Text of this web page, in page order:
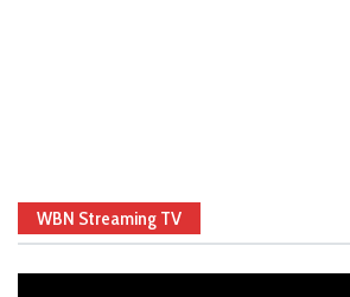
WBN Streaming TV